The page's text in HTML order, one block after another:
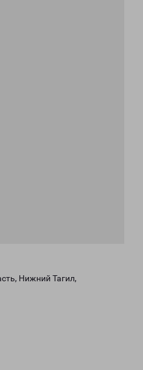
Нижний Тагил,